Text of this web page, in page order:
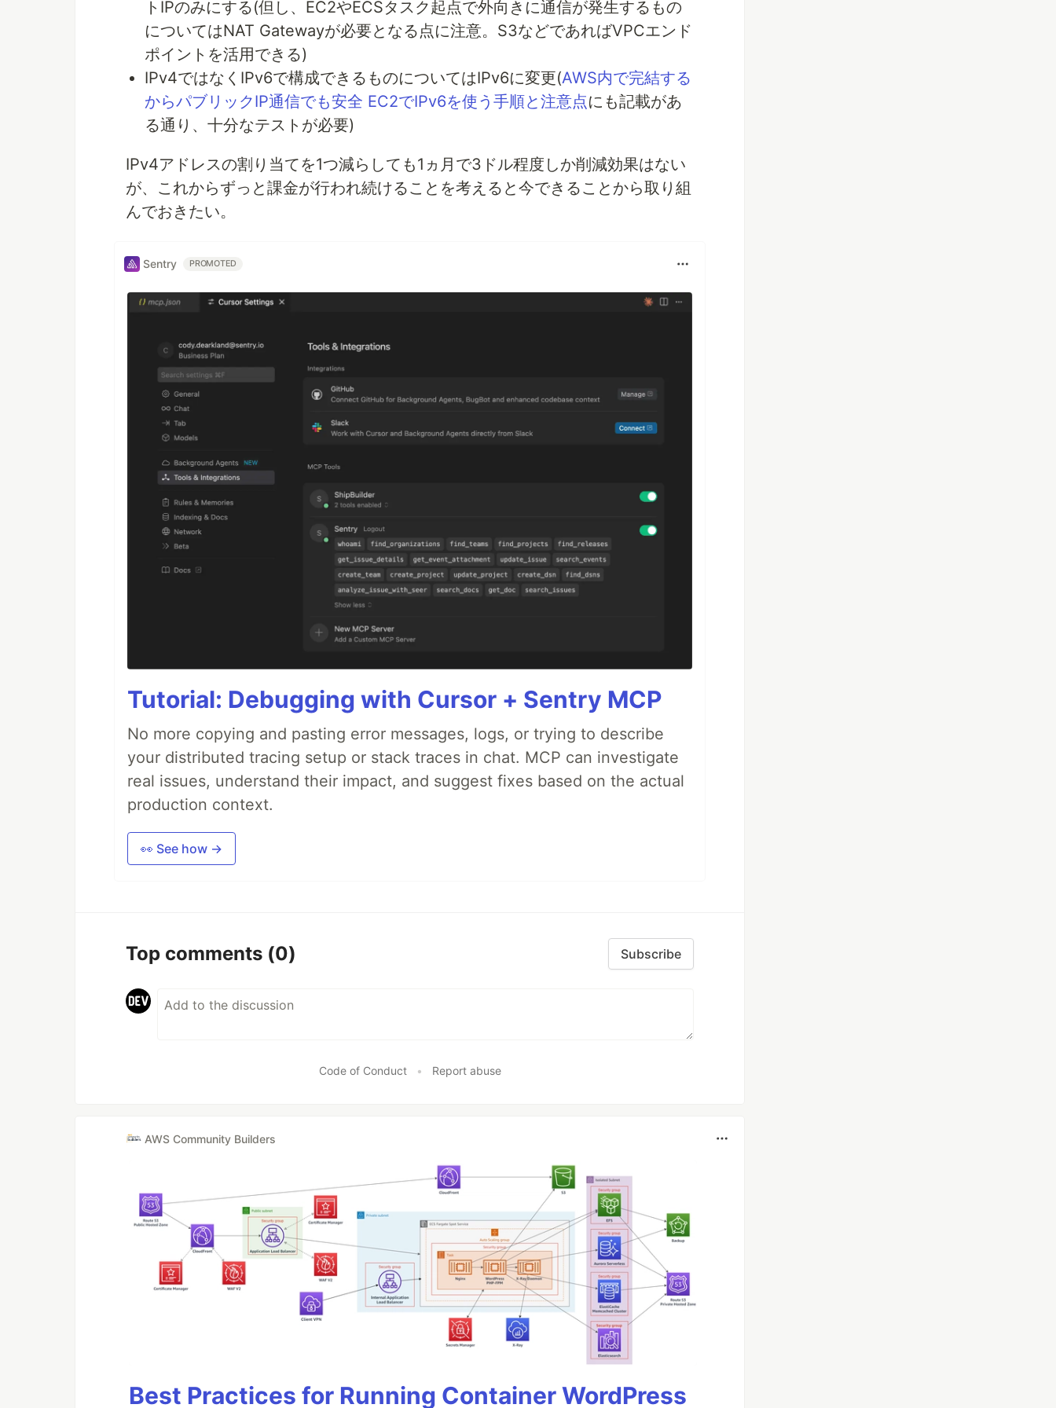
トIPのみにする(但し、EC2やECSタスク起点で外向きに通信が発生するもの
についてはNAT Gatewayが必要となる点に注意。S3などであればVPCエンド
ポイントを活用できる)
IPv4ではなくIPv6で構成できるものについてはIPv6に変更(AWS内で完結する
からパブリックIP通信でも安全 EC2でIPv6を使う手順と注意点にも記載があ
る通り、十分なテストが必要)
IPv4アドレスの割り当てを1つ減らしても1ヵ月で3ドル程度しか削減効果はない
が、これからずっと課金が行われ続けることを考えると今できることから取り組
んでおきたい。
Sentry PROMOTED
Tutorial: Debugging with Cursor + Sentry MCP
No more copying and pasting error messages, logs, or trying to describe
your distributed tracing setup or stack traces in chat. MCP can investigate
real issues, understand their impact, and suggest fixes based on the actual
production context.
👀 See how →
Top comments (0) Subscribe
Code of Conduct • Report abuse
AWS Community Builders
Best Practices for Running Container WordPress